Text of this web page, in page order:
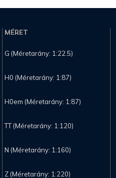
MÉRET
G (Méretarány: 1:22.5)
H0 (Méretarány: 1:87)
H0em (Méretarány: 1:87)
TT (Méretarány: 1:120)
N (Méretarány: 1:160)
Z (Méretarány: 1:220)